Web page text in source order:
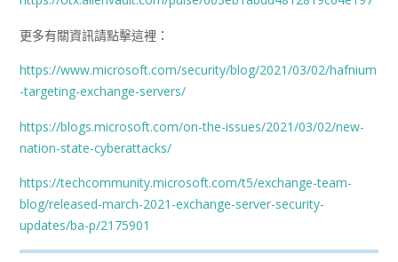
更多有關資訊請點擊這裡：
https://www.microsoft.com/security/blog/2021/03/02/hafnium
-targeting-exchange-servers/
https://blogs.microsoft.com/on-the-issues/2021/03/02/new-
nation-state-cyberattacks/
https://techcommunity.microsoft.com/t5/exchange-team-
blog/released-march-2021-exchange-server-security-
updates/ba-p/2175901